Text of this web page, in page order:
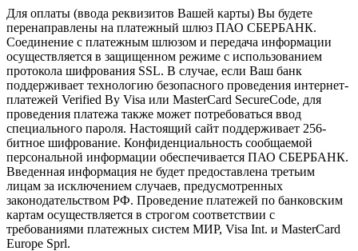
Для оплаты (ввода реквизитов Вашей карты) Вы будете
перенаправлены на платежный шлюз ПАО СБЕРБАНК.
Соединение с платежным шлюзом и передача информации
осуществляется в защищенном режиме с использованием
протокола шифрования SSL. В случае, если Ваш банк
поддерживает технологию безопасного проведения интернет-
платежей Verified By Visa или MasterCard SecureCode, для
проведения платежа также может потребоваться ввод
специального пароля. Настоящий сайт поддерживает 256-
битное шифрование. Конфиденциальность сообщаемой
персональной информации обеспечивается ПАО СБЕРБАНК.
Введенная информация не будет предоставлена третьим
лицам за исключением случаев, предусмотренных
законодательством РФ. Проведение платежей по банковским
картам осуществляется в строгом соответствии с
требованиями платежных систем МИР, Visa Int. и MasterCard
Europe Sprl.